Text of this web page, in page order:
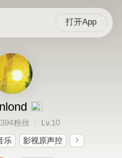
打开App
394粉丝 Lv.10
乐 影视原声控